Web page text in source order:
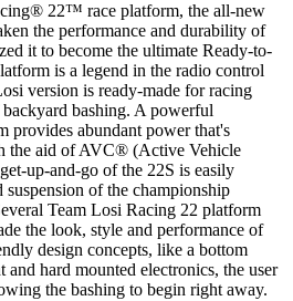
22™ race platform, the all-new
the performance and durability of
it to become the ultimate Ready-to-
is a legend in the radio control
version is ready-made for racing
bashing. A powerful
provides abundant power that's
the aid of AVC® (Active Vehicle
up-and-go of the 22S is easily
of the championship
Team Losi Racing 22 platform
the look, style and performance of
design concepts, like a bottom
and hard mounted electronics, the user
the bashing to begin right away.